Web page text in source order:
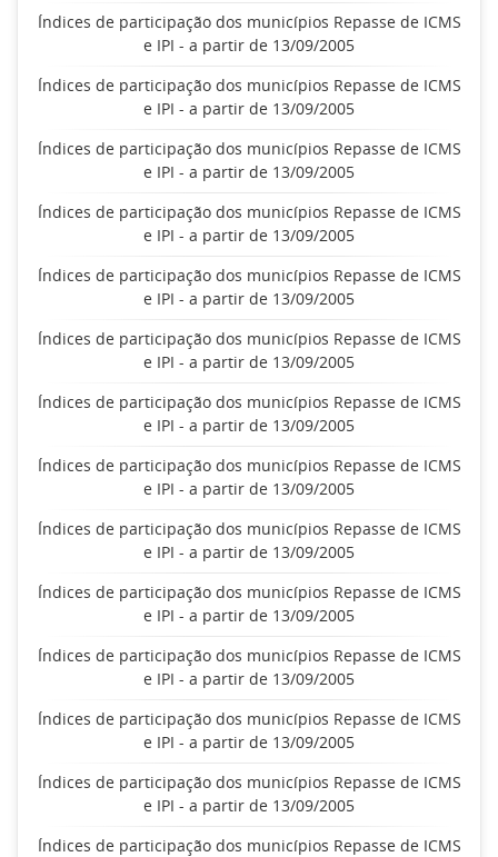
Índices de participação dos municípios Repasse de ICMS
e IPI - a partir de 13/09/2005
Índices de participação dos municípios Repasse de ICMS
e IPI - a partir de 13/09/2005
Índices de participação dos municípios Repasse de ICMS
e IPI - a partir de 13/09/2005
Índices de participação dos municípios Repasse de ICMS
e IPI - a partir de 13/09/2005
Índices de participação dos municípios Repasse de ICMS
e IPI - a partir de 13/09/2005
Índices de participação dos municípios Repasse de ICMS
e IPI - a partir de 13/09/2005
Índices de participação dos municípios Repasse de ICMS
e IPI - a partir de 13/09/2005
Índices de participação dos municípios Repasse de ICMS
e IPI - a partir de 13/09/2005
Índices de participação dos municípios Repasse de ICMS
e IPI - a partir de 13/09/2005
Índices de participação dos municípios Repasse de ICMS
e IPI - a partir de 13/09/2005
Índices de participação dos municípios Repasse de ICMS
e IPI - a partir de 13/09/2005
Índices de participação dos municípios Repasse de ICMS
e IPI - a partir de 13/09/2005
Índices de participação dos municípios Repasse de ICMS
e IPI - a partir de 13/09/2005
Índices de participação dos municípios Repasse de ICMS